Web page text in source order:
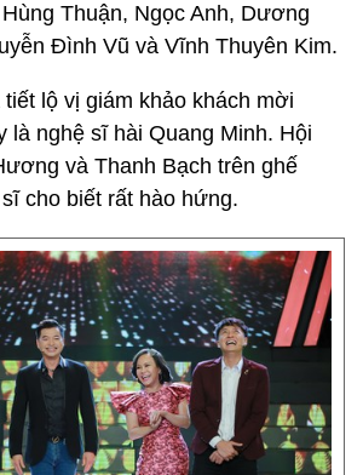
Thuận, Ngọc Anh, Dương
Đình Vũ và Vĩnh Thuyên Kim.
lộ vị giám khảo khách mời
là nghệ sĩ hài Quang Minh. Hội
và Thanh Bạch trên ghế
cho biết rất hào hứng.